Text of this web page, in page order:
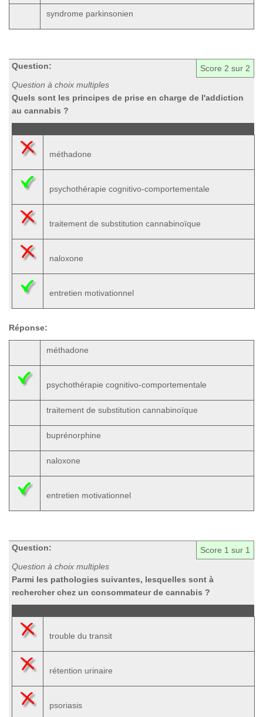
syndrome parkinsonien
Score 2 sur 2
Question:
Question à choix multiples
Quels sont les principes de prise en charge de l'addiction
au cannabis ?
méthadone
psychothérapie cognitivo-comportementale
traitement de substitution cannabinoïque
naloxone
entretien motivationnel
Réponse:
méthadone
psychothérapie cognitivo-comportementale
traitement de substitution cannabinoïque
buprénorphine
naloxone
entretien motivationnel
Score 1 sur 1
Question:
Question à choix multiples
Parmi les pathologies suivantes, lesquelles sont à
rechercher chez un consommateur de cannabis ?
trouble du transit
rétention urinaire
psoriasis